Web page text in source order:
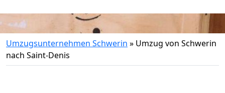
Umzugsunternehmen Schwerin » Umzug von Schwerin
nach Saint-Denis